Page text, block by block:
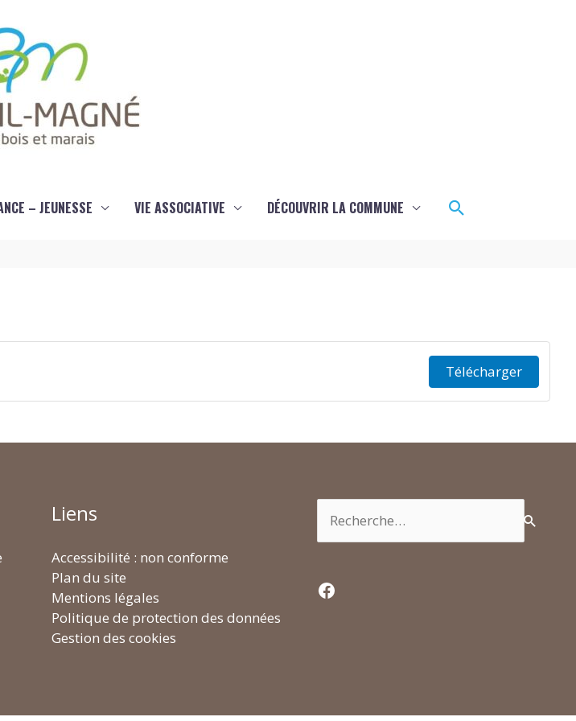
– JEUNESSE VIE ASSOCIATIVE DÉCOUVRIR LA COMMUNE Rechercher
Télécharger
Liens
Accessibilité : non conforme
Plan du site
Mentions légales
Politique de protection des données
Gestion des cookies
Facebook